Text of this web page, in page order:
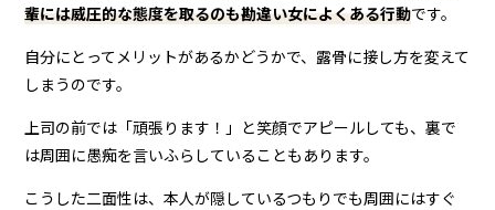
輩には威圧的な態度を取るのも勘違い女によくある行動です。
自分にとってメリットがあるかどうかで、露骨に接し方を変えて
しまうのです。
上司の前では「頑張ります！」と笑顔でアピールしても、裏で
は周囲に愚痴を言いふらしていることもあります。
こうした二面性は、本人が隠しているつもりでも周囲にはすぐ